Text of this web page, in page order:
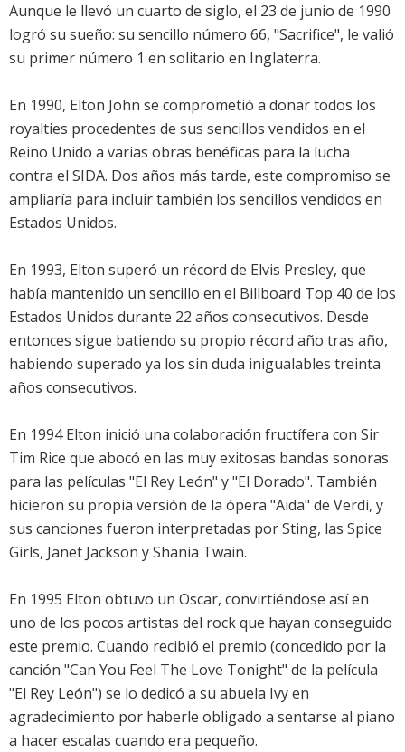
Aunque le llevó un cuarto de siglo, el 23 de junio de 1990
logró su sueño: su sencillo número 66, "Sacrifice", le valió
su primer número 1 en solitario en Inglaterra.
En 1990, Elton John se comprometió a donar todos los
royalties procedentes de sus sencillos vendidos en el
Reino Unido a varias obras benéficas para la lucha
contra el SIDA. Dos años más tarde, este compromiso se
ampliaría para incluir también los sencillos vendidos en
Estados Unidos.
En 1993, Elton superó un récord de Elvis Presley, que
había mantenido un sencillo en el Billboard Top 40 de los
Estados Unidos durante 22 años consecutivos. Desde
entonces sigue batiendo su propio récord año tras año,
habiendo superado ya los sin duda inigualables treinta
años consecutivos.
En 1994 Elton inició una colaboración fructífera con Sir
Tim Rice que abocó en las muy exitosas bandas sonoras
para las películas "El Rey León" y "El Dorado". También
hicieron su propia versión de la ópera "Aida" de Verdi, y
sus canciones fueron interpretadas por Sting, las Spice
Girls, Janet Jackson y Shania Twain.
En 1995 Elton obtuvo un Oscar, convirtiéndose así en
uno de los pocos artistas del rock que hayan conseguido
este premio. Cuando recibió el premio (concedido por la
canción "Can You Feel The Love Tonight" de la película
"El Rey León") se lo dedicó a su abuela Ivy en
agradecimiento por haberle obligado a sentarse al piano
a hacer escalas cuando era pequeño.